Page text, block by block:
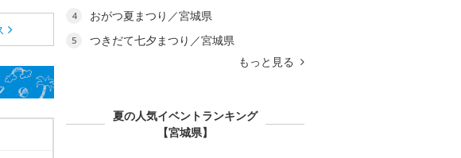
4 おがつ夏まつり／宮城県
5
つきだて七夕まつり／宮城県
もっと見る
夏の人気イベントランキング
【宮城県】